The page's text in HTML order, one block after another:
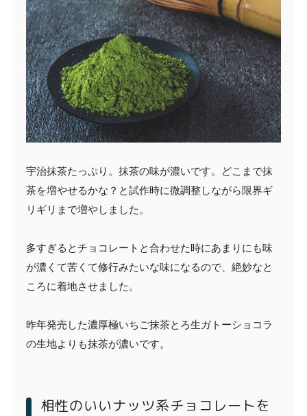
宇治抹茶たっぷり。抹茶の味が濃いです。どこまで抹
茶を増やせるかな？と試作時に微調整しながら限界ギ
リギリまで増やしました。
多すぎるとチョコレートと合わせた時にあまりにも味
が濃くて苦くて修行みたいな味になるので、絶妙なと
ころに着地させました。
昨年発売した濃厚極いちご抹茶とろ生ガトーショコラ
の生地よりも抹茶が濃いです。
相性のいいナッツ系チョコレートを